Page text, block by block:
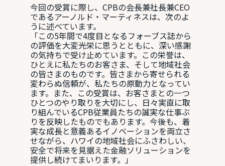
今回の受賞に際し、CPBの会長兼社長兼CEO
であるアーノルド・マーティネスは、次のよ
うに述べています。
「この5年間で4度目となるフォーブス誌から
の評価を大変光栄に思うとともに、深い感謝
の気持ちで受け止めています。この栄誉は、
ひとえに私たちのお客さま、そして地域社会
の皆さまのものです。皆さまから寄せられる
変わらぬ信頼が、私たちの原動力となってい
ます。また、この受賞は、お客さまとの一つ
ひとつのやり取りを大切にし、日々実直に取
り組んでいるCPB従業員たちの誠実な仕事ぶ
りを反映したものでもあります。今後も、着
実な成長と意義あるイノベーションを両立さ
せながら、ハワイの地域社会にふさわしい、
安全で将来を見据えた金融ソリューションを
提供し続けてまいります。」